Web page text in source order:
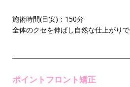
施術時間(目安)：150分
全体のクセを伸ばし自然な仕上がり
ポイントフロント矯正